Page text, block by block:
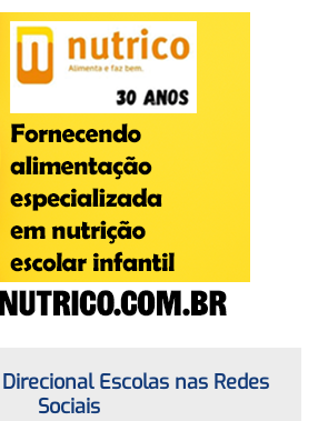
Escolas nas Redes
Sociais